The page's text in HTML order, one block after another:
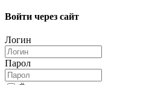
Войти через сайт
Логин
Парол